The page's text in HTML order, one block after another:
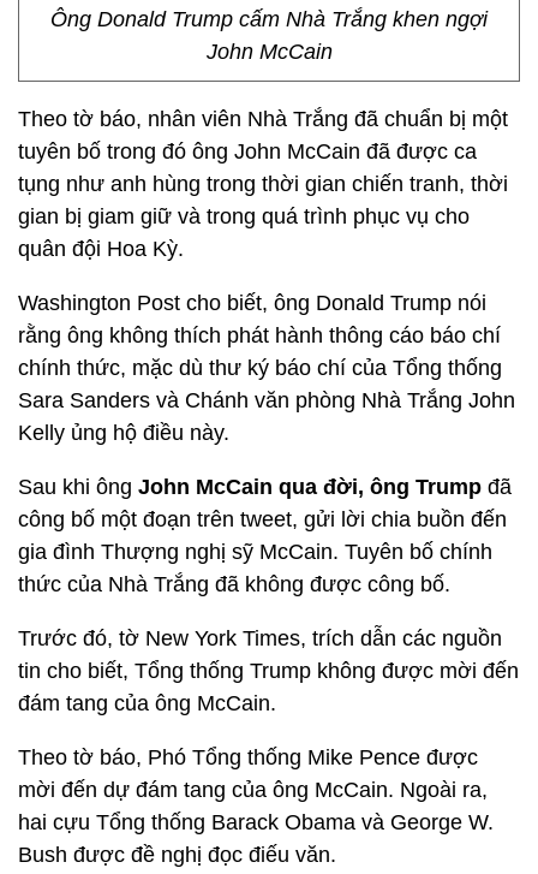
Ông Donald Trump cấm Nhà Trắng khen ngợi
John McCain
Theo tờ báo, nhân viên Nhà Trắng đã chuẩn bị một
tuyên bố trong đó ông John McCain đã được ca
tụng như anh hùng trong thời gian chiến tranh, thời
gian bị giam giữ và trong quá trình phục vụ cho
quân đội Hoa Kỳ.
Washington Post cho biết, ông Donald Trump nói
rằng ông không thích phát hành thông cáo báo chí
chính thức, mặc dù thư ký báo chí của Tổng thống
Sara Sanders và Chánh văn phòng Nhà Trắng John
Kelly ủng hộ điều này.
Sau khi ông John McCain qua đời, ông Trump đã
công bố một đoạn trên tweet, gửi lời chia buồn đến
gia đình Thượng nghị sỹ McCain. Tuyên bố chính
thức của Nhà Trắng đã không được công bố.
Trước đó, tờ New York Times, trích dẫn các nguồn
tin cho biết, Tổng thống Trump không được mời đến
đám tang của ông McCain.
Theo tờ báo, Phó Tổng thống Mike Pence được
mời đến dự đám tang của ông McCain. Ngoài ra,
hai cựu Tổng thống Barack Obama và George W.
Bush được đề nghị đọc điếu văn.